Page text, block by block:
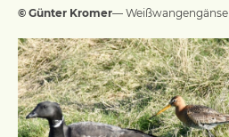
© Günter Kromer— Weißwangengänse